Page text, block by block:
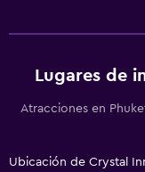
Lugares de
Atracciones en
Ubicación de Crystal